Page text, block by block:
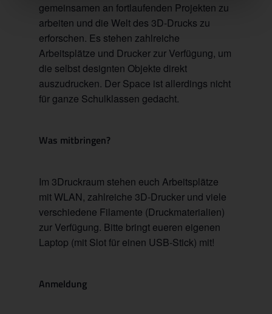
gemeinsamen an fortlaufenden Projekten zu
arbeiten und die Welt des 3D-Drucks zu
erforschen. Es stehen zahlreiche
Arbeitsplätze und Drucker zur Verfügung, um
die selbst designten Objekte direkt
auszudrucken. Der Space ist allerdings nicht
für ganze Schulklassen gedacht.
Was mitbringen?
Im 3Druckraum stehen euch Arbeitsplätze
mit WLAN, zahlreiche 3D-Drucker und viele
verschiedene Filamente (Druckmaterialien)
zur Verfügung. Bitte bringt eueren eigenen
Laptop (mit Slot für einen USB-Stick) mit!
Anmeldung